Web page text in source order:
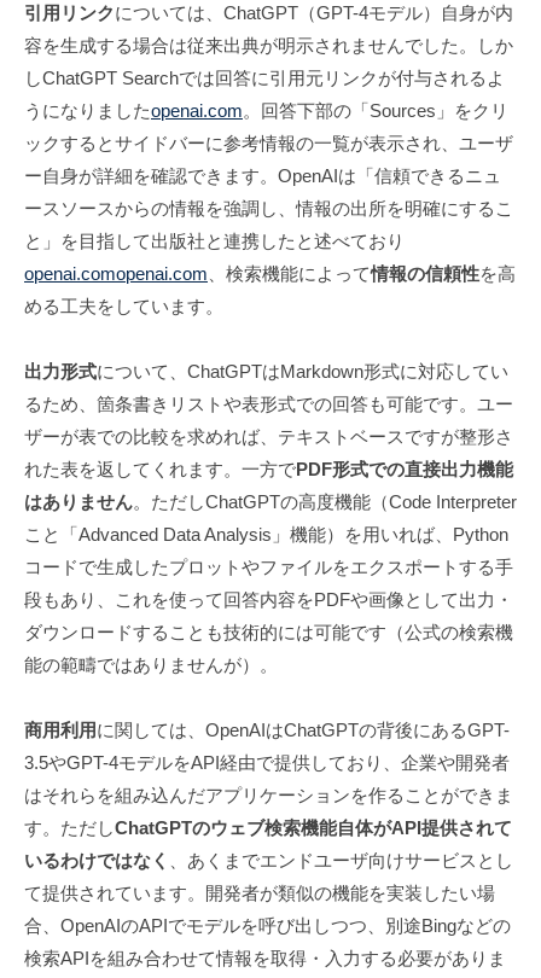
引用リンクについては、ChatGPT（GPT-4モデル）自身が内
容を生成する場合は従来出典が明示されませんでした。しか
しChatGPT Searchでは回答に引用元リンクが付与されるよ
うになりましたopenai.com。回答下部の「Sources」をクリ
ックするとサイドバーに参考情報の一覧が表示され、ユーザ
ー自身が詳細を確認できます。OpenAIは「信頼できるニュ
ースソースからの情報を強調し、情報の出所を明確にするこ
と」を目指して出版社と連携したと述べており
openai.comopenai.com 、検索機能によって情報の信頼性を高
める工夫をしています。
出力形式について、ChatGPTはMarkdown形式に対応してい
るため、箇条書きリストや表形式での回答も可能です。ユー
ザーが表での比較を求めれば、テキストベースですが整形さ
れた表を返してくれます。一方でPDF形式での直接出力機能
はありません。ただしChatGPTの高度機能（Code Interpreter
こと「Advanced Data Analysis」機能）を用いれば、Python
コードで生成したプロットやファイルをエクスポートする手
段もあり、これを使って回答内容をPDFや画像として出力・
ダウンロードすることも技術的には可能です（公式の検索機
能の範疇ではありませんが）。
商用利用に関しては、OpenAIはChatGPTの背後にあるGPT-
3.5やGPT-4モデルをAPI経由で提供しており、企業や開発者
はそれらを組み込んだアプリケーションを作ることができま
す。ただしChatGPTのウェブ検索機能自体がAPI提供されて
いるわけではなく
、あくまでエンドユーザ向けサービスとし
て提供されています。開発者が類似の機能を実装したい場
合、OpenAIのAPIでモデルを呼び出しつつ、別途Bingなどの
検索APIを組み合わせて情報を取得・入力する必要がありま